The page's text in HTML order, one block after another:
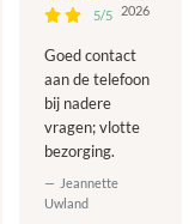
5/5
2026
Goed contact
aan de telefoon
bij nadere
vragen; vlotte
bezorging.
Jeannette
Uwland